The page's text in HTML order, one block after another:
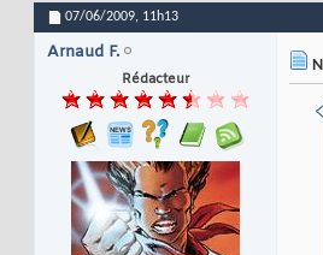
07/06/2009, 11h13
Arnaud F.
Rédacteur